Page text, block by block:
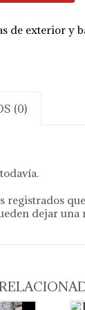
de exterior y
(0)
registrados
dejar una